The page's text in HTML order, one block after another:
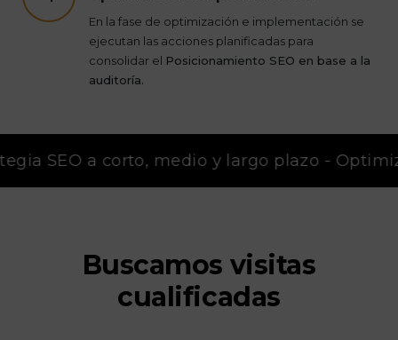
En la fase de optimización e implementación se
ejecutan las acciones planificadas para
consolidar el Posicionamiento SEO en base a la
auditoría.
SEO a corto, medio y largo plazo -
Buscamos visitas
cualificadas